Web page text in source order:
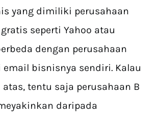
yang dimiliki perusahaan
seperti Yahoo atau
dengan perusahaan
bisnisnya sendiri. Kalau
tentu saja perusahaan B
daripada